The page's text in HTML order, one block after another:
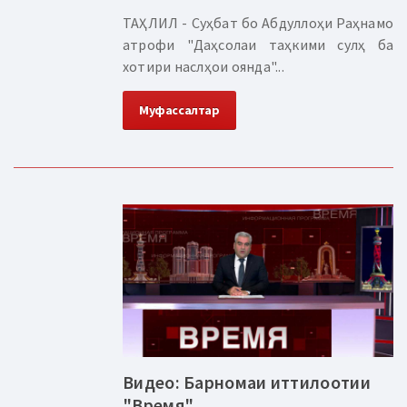
ТАҲЛИЛ - Суҳбат бо Абдуллоҳи Раҳнамо
атрофи "Даҳсолаи таҳкими сулҳ ба
хотири наслҳои оянда"...
Муфассалтар
Видео: Барномаи иттилоотии